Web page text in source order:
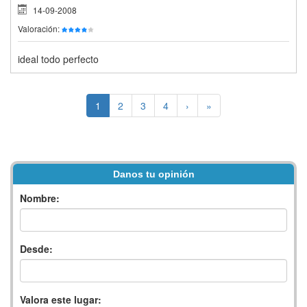
14-09-2008
Valoración:
ideal todo perfecto
1 2 3 4 › »
Danos tu opinión
Nombre:
Desde:
Valora este lugar: